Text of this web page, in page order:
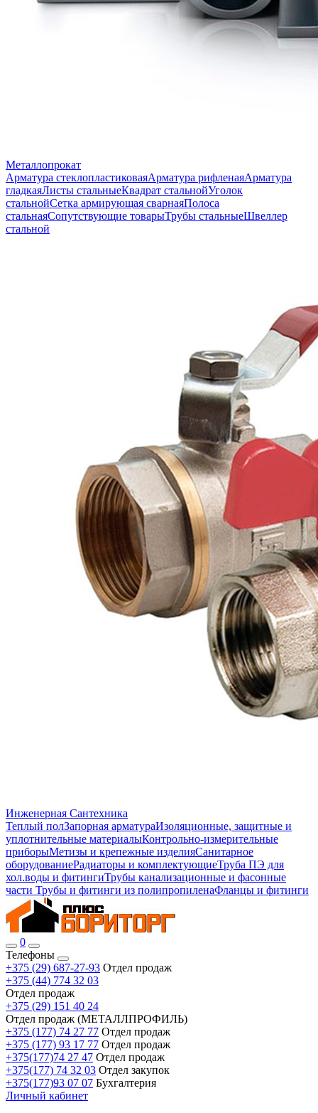
Металлопрокат
Арматура стеклопластиковаяАрматура рифленаяАрматура
гладкаяЛисты стальныеКвадрат стальнойУголок
стальнойСетка армирующая сварнаяПолоса
стальнаяСопутствующие товарыТрубы стальныеШвеллер
стальной
Инженерная Сантехника
Теплый полЗапорная арматураИзоляционные, защитные и
уплотнительные материалыКонтрольно-измерительные
приборыМетизы и крепежные изделияСанитарное
оборудованиеРадиаторы и комплектующиеТруба ПЭ для
хол.воды и фитингиТрубы канализационные и фасонные
части Трубы и фитинги из полипропиленаФланцы и фитинги
0
Телефоны
+375 (29) 687-27-93 Отдел продаж
+375 (44) 774 32 03
Отдел продаж
+375 (29) 151 40 24
Отдел продаж (МЕТАЛЛПРОФИЛЬ)
+375 (177) 74 27 77 Отдел продаж
+375 (177) 93 17 77 Отдел продаж
+375(177)74 27 47 Отдел продаж
+375(177) 74 32 03 Отдел закупок
+375(177)93 07 07 Бухгалтерия
Личный кабинет